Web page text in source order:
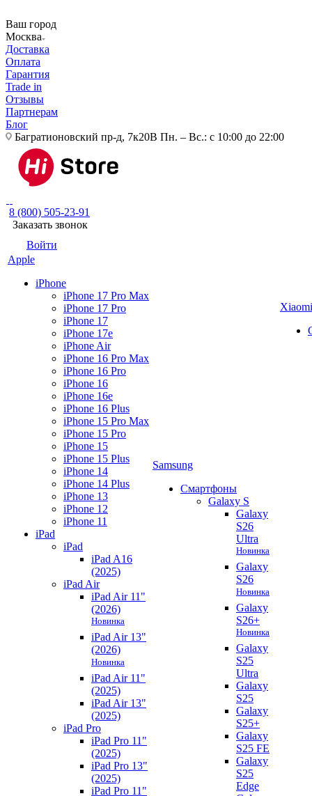
Ваш город
Москва
Доставка
Оплата
Гарантия
Trade in
Отзывы
Партнерам
Блог
Багратионовский пр-д, 7к20В Пн. – Вс.: с 10:00 до 22:00
8 (800) 505-23-91
Заказать звонок
Войти
Apple
iPhone
iPhone 17 Pro Max
iPhone 17 Pro
iPhone 17
iPhone 17e
iPhone Air
iPhone 16 Pro Max
iPhone 16 Pro
iPhone 16
iPhone 16e
iPhone 16 Plus
iPhone 15 Pro Max
iPhone 15 Pro
iPhone 15
iPhone 15 Plus
iPhone 14
iPhone 14 Plus
iPhone 13
iPhone 12
iPhone 11
iPad
iPad
iPad A16
(2025)
iPad Air
iPad Air 11"
(2026)
Новинка
iPad Air 13"
(2026)
Новинка
iPad Air 11"
(2025)
iPad Air 13"
(2025)
iPad Pro
iPad Pro 11"
(2025)
iPad Pro 13"
(2025)
iPad Pro 11"
Samsung
Смартфоны
Galaxy S
Galaxy
S26
Ultra
Новинка
Galaxy
S26
Новинка
Galaxy
S26+
Новинка
Galaxy
S25
Ultra
Galaxy
S25
Galaxy
S25+
Galaxy
S25 FE
Galaxy
S25
Edge
Xiaomi